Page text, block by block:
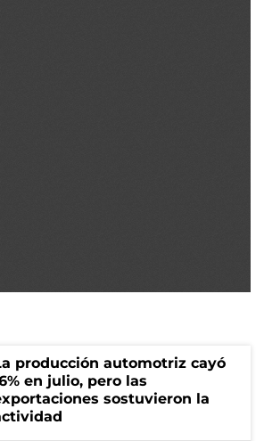
producción automotriz cayó
en julio, pero las
sostuvieron la